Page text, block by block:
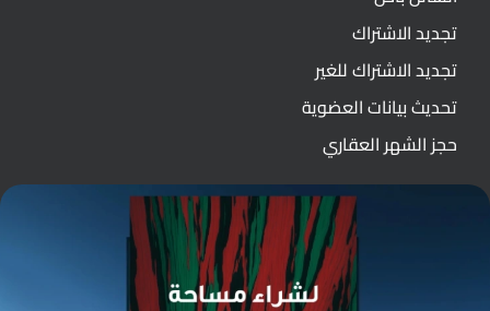
تجديد الاشتراك
تجديد الاشتراك للغير
تحديث بيانات العضوية
حجز الشهر العقاري